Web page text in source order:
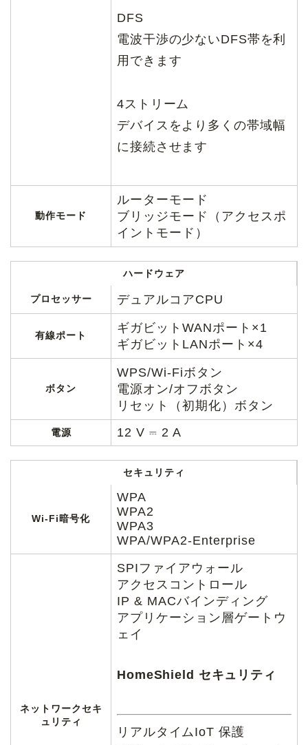
DFS
電波干渉の少ないDFS帯を利
用できます
4ストリーム
デバイスをより多くの帯域幅
に接続させます
動作モード
ルーターモード
ブリッジモード（アクセスポ
イントモード）
ハードウェア
プロセッサー デュアルコアCPU
有線ポート
ギガビットWANポート×1
ギガビットLANポート×4
ボタン
WPS/Wi-Fiボタン
電源オン/オフボタン
リセット（初期化）ボタン
電源 12 V ⎓ 2 A
セキュリティ
Wi-Fi暗号化
WPA
WPA2
WPA3
WPA/WPA2-Enterprise
ネットワークセキ
ュリティ
SPIファイアウォール
アクセスコントロール
IP & MACバインディング
アプリケーション層ゲートウ
ェイ
HomeShield セキュリティ
リアルタイムIoT 保護